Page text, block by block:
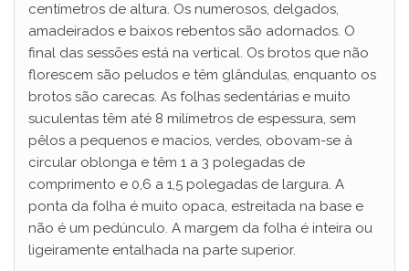
centímetros de altura. Os numerosos, delgados,
amadeirados e baixos rebentos são adornados. O
final das sessões está na vertical. Os brotos que não
florescem são peludos e têm glândulas, enquanto os
brotos são carecas. As folhas sedentárias e muito
suculentas têm até 8 milímetros de espessura, sem
pêlos a pequenos e macios, verdes, obovam-se à
circular oblonga e têm 1 a 3 polegadas de
comprimento e 0,6 a 1,5 polegadas de largura. A
ponta da folha é muito opaca, estreitada na base e
não é um pedúnculo. A margem da folha é inteira ou
ligeiramente entalhada na parte superior.